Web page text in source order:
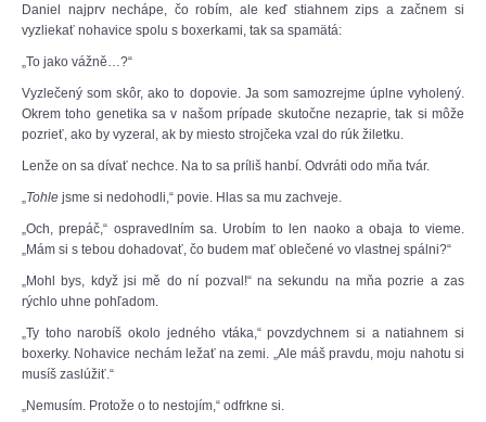
Daniel najprv nechápe, čo robím, ale keď stiahnem zips a začnem si
vyzliekať nohavice spolu s boxerkami, tak sa spamätá:
„To jako vážně…?“
Vyzlečený som skôr, ako to dopovie. Ja som samozrejme úplne vyholený.
Okrem toho genetika sa v našom prípade skutočne nezaprie, tak si môže
pozrieť, ako by vyzeral, ak by miesto strojčeka vzal do rúk žiletku.
Lenže on sa dívať nechce. Na to sa príliš hanbí. Odvráti odo mňa tvár.
„Tohle jsme si nedohodli,“ povie. Hlas sa mu zachveje.
„Och, prepáč,“ ospravedlním sa. Urobím to len naoko a obaja to vieme.
„Mám si s tebou dohadovať, čo budem mať oblečené vo vlastnej spálni?“
„Mohl bys, když jsi mě do ní pozval!“ na sekundu na mňa pozrie a zas
rýchlo uhne pohľadom.
„Ty toho narobíš okolo jedného vtáka,“ povzdychnem si a natiahnem si
boxerky. Nohavice nechám ležať na zemi. „Ale máš pravdu, moju nahotu si
musíš zaslúžiť.“
„Nemusím. Protože o to nestojím,“ odfrkne si.